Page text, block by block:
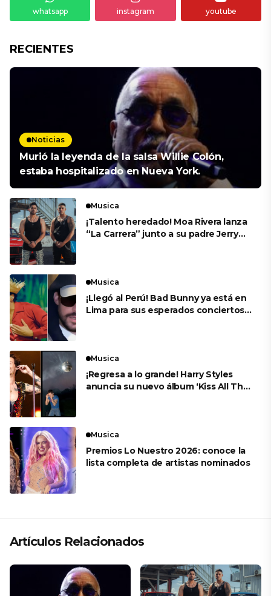
whatsapp instagram youtube
RECIENTES
Noticias
Murió la leyenda de la salsa Willie Colón,
estaba hospitalizado en Nueva York.
Musica
¡Talento heredado! Moa Rivera lanza
“La Carrera” junto a su padre Jerry
Musica
¡Llegó al Perú! Bad Bunny ya está en
Lima para sus esperados conciertos
Musica
¡Regresa a lo grande! Harry Styles
anuncia su nuevo álbum ‘Kiss All The
Musica
Premios Lo Nuestro 2026: conoce la
lista completa de artistas nominados
Artículos Relacionados